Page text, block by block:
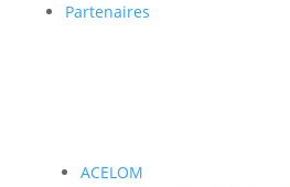
Partenaires
ACELOM